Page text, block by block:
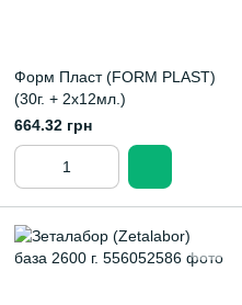
Форм Пласт (FORM PLAST)
(30г. + 2х12мл.)
664.32 грн